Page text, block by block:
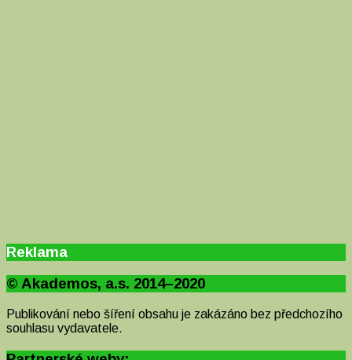
Reklama
© Akademos, a.s. 2014–2020
Publikování nebo šíření obsahu je zakázáno bez předchozího
souhlasu vydavatele.